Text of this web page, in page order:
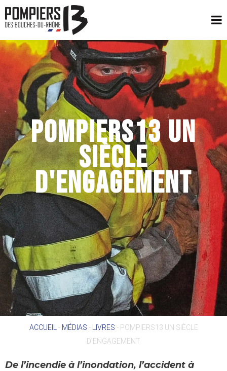
POMPIERS13 UN
SIÈCLE
D'ENGAGEMENT
ACCUEIL - MÉDIAS - LIVRES - POMPIERS13 UN SIÈCLE
D’ENGAGEMENT
De l’incendie à l’inondation, l’accident à